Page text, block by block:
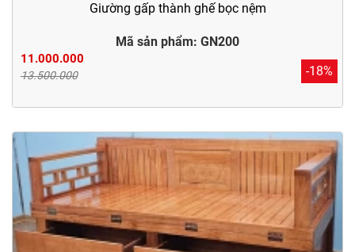
Giường gấp thành ghế bọc nệm
Mã sản phẩm: GN200
11.000.000
13.500.000 -18%